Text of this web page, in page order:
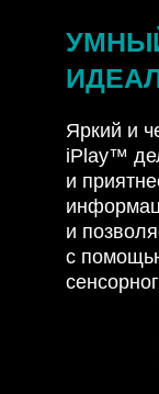
Яркий и
iPlay™
и
и
с